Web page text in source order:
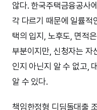
않다. 한국주택금융공사
각 다르기 때문에 일률적
택의 입지, 노후도, 면적
부분이지만, 신청자는 자
인지 아닌지 알 수 없고,
알 수 있다.
책임한정형 디딤돌대출